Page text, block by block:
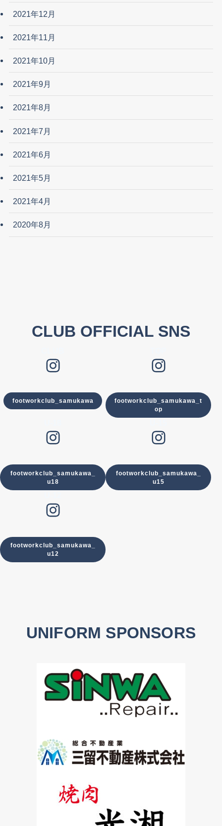
2021年12月
2021年11月
2021年10月
2021年9月
2021年8月
2021年7月
2021年6月
2021年5月
2021年4月
2020年8月
CLUB OFFICIAL SNS
Instagram
footworkclub_samukawa
Instagram
footworkclub_samukawa_t
op
Instagram
footworkclub_samukawa_
u18
Instagram
footworkclub_samukawa_
u15
Instagram
footworkclub_samukawa_
u12
UNIFORM SPONSORS